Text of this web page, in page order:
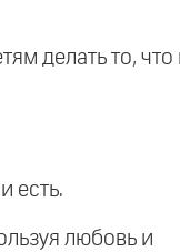
делать то, что
есть.
любовь и